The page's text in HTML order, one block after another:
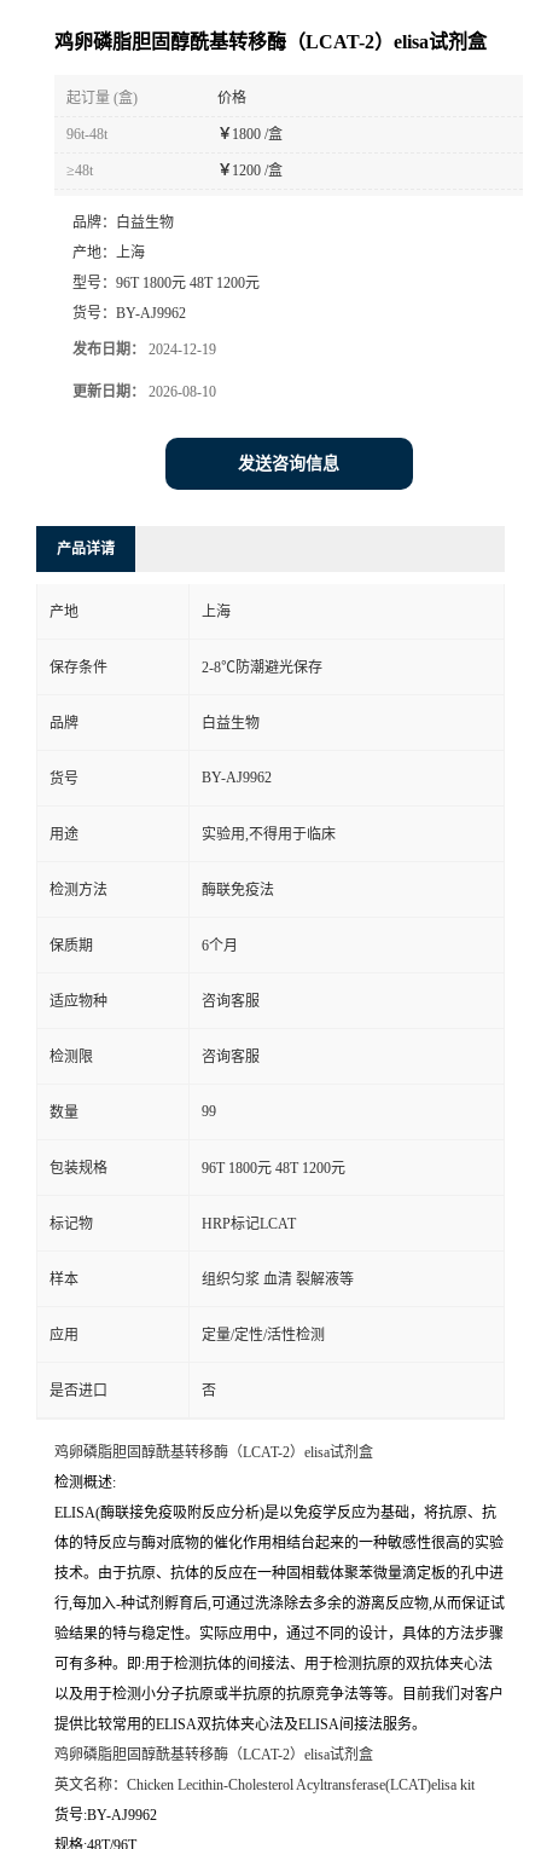
鸡卵磷脂胆固醇酰基转移酶（LCAT-2）elisa试剂盒
起订量 (盒) 价格
96t-48t ￥ 1800 /盒
≥48t ￥ 1200 /盒
品牌：
白益生物
产地： 上海
型号： 96T 1800元 48T 1200元
货号： BY-AJ9962
发布日期： 2024-12-19
更新日期： 2026-08-10
发送咨询信息
产品详请
产地 上海
保存条件 2-8℃防潮避光保存
品牌 白益生物
货号 BY-AJ9962
用途 实验用,不得用于临床
检测方法 酶联免疫法
保质期 6个月
适应物种 咨询客服
检测限 咨询客服
数量 99
包装规格 96T 1800元 48T 1200元
标记物 HRP标记LCAT
样本 组织匀浆 血清 裂解液等
应用 定量/定性/活性检测
是否进口 否
鸡卵磷脂胆固醇酰基转移酶（LCAT-2）elisa试剂盒
检测概述:
ELISA(酶联接免疫吸附反应分析)是以免疫学反应为基础，将抗原、抗
体的特反应与酶对底物的催化作用相结台起来的一种敏感性很高的实验
技术。由于抗原、抗体的反应在一种固相载体聚苯微量滴定板的孔中进
行,每加入-种试剂孵育后,可通过洗涤除去多余的游离反应物,从而保证试
验结果的特与稳定性。实际应用中，通过不同的设计，具体的方法步骤
可有多种。即:用于检测抗体的间接法、用于检测抗原的双抗体夹心法
以及用于检测小分子抗原或半抗原的抗原竞争法等等。目前我们对客户
提供比较常用的ELISA双抗体夹心法及ELISA间接法服务。
鸡卵磷脂胆固醇酰基转移酶（LCAT-2）elisa试剂盒
英文名称： Chicken Lecithin-Cholesterol Acyltransferase(LCAT)elisa kit
货号:BY-AJ9962